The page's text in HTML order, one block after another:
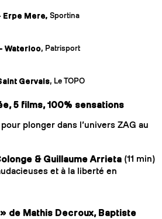
Erpe Mere, Sportina
Waterloo, Patrisport
Gervais, Le TOPO
5 films, 100% sensations
plonger dans l’univers ZAG au
& Guillaume Arrieta (11 min)
et à la liberté en
de Mathis Decroux, Baptiste